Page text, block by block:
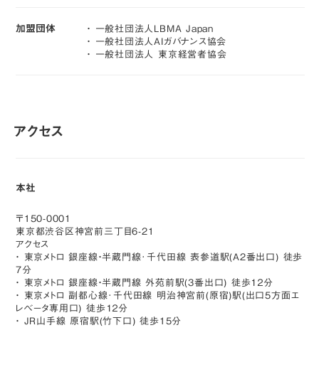
加盟団体 ・ 一般社団法人LBMA Japan
・ 一般社団法人AIガバナンス協会
・ 一般社団法人 東京経営者協会
アクセス
本社
〒150-0001
東京都渋谷区神宮前三丁目6-21
アクセス
・ 東京メトロ 銀座線・半蔵門線･千代田線 表参道駅(A2番出口) 徒歩
7分
・ 東京メトロ 銀座線・半蔵門線 外苑前駅(3番出口) 徒歩１２分
・ 東京メトロ 副都心線･千代田線 明治神宮前(原宿)駅(出口5方面エ
レベータ専用口) 徒歩１２分
・ JR山手線 原宿駅(竹下口) 徒歩15分